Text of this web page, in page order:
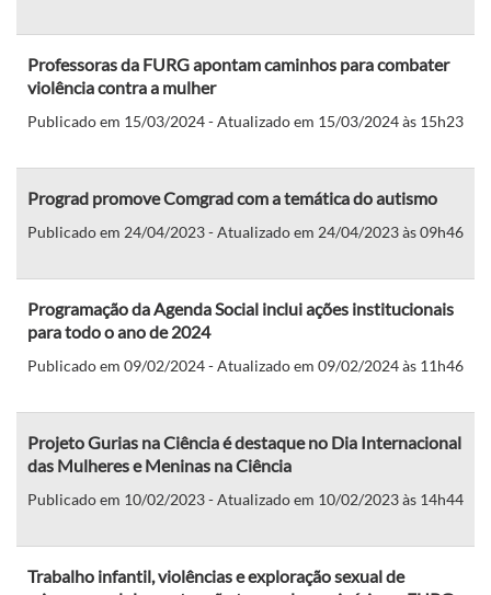
Professoras da FURG apontam caminhos para combater
violência contra a mulher
Publicado em 15/03/2024 - Atualizado em 15/03/2024 às 15h23
Prograd promove Comgrad com a temática do autismo
Publicado em 24/04/2023 - Atualizado em 24/04/2023 às 09h46
Programação da Agenda Social inclui ações institucionais
para todo o ano de 2024
Publicado em 09/02/2024 - Atualizado em 09/02/2024 às 11h46
Projeto Gurias na Ciência é destaque no Dia Internacional
das Mulheres e Meninas na Ciência
Publicado em 10/02/2023 - Atualizado em 10/02/2023 às 14h44
Trabalho infantil, violências e exploração sexual de